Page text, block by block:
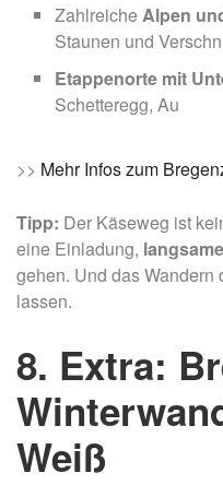
Zahlreiche Alpen
Staunen und
Etappenorte mit
Schetteregg, Au
>> Mehr Infos zum
Tipp: Der Käseweg ist
eine Einladung,
gehen. Und das Wandern
lassen.
8. Extra:
Weiß